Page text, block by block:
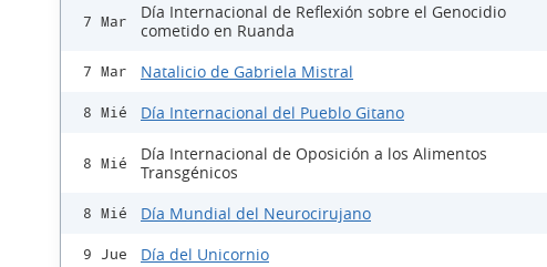
7 Mar
Día Internacional de Reflexión sobre el Genocidio
cometido en Ruanda
7 Mar Natalicio de Gabriela Mistral
8 Mié Día Internacional del Pueblo Gitano
8 Mié
Día Internacional de Oposición a los Alimentos
Transgénicos
8 Mié Día Mundial del Neurocirujano
9 Jue Día del Unicornio